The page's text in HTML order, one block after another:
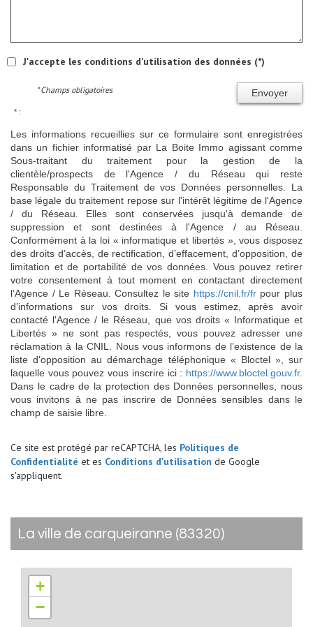
J'accepte les conditions d'utilisation des données (*)
Envoyer
* Champs obligatoires
* :
Les informations recueillies sur ce formulaire sont enregistrées
dans un fichier informatisé par La Boite Immo agissant comme
Sous-traitant du traitement pour la gestion de la
clientèle/prospects de l'Agence / du Réseau qui reste
Responsable du Traitement de vos Données personnelles. La
base légale du traitement repose sur l'intérêt légitime de l'Agence
/ du Réseau. Elles sont conservées jusqu'à demande de
suppression et sont destinées à l'Agence / au Réseau.
Conformément à la loi « informatique et libertés », vous disposez
des droits d’accès, de rectification, d’effacement, d’opposition, de
limitation et de portabilité de vos données. Vous pouvez retirer
votre consentement à tout moment en contactant directement
l’Agence / Le Réseau. Consultez le site https://cnil.fr/frpour plus
d’informations sur vos droits. Si vous estimez, après avoir
contacté l'Agence / le Réseau, que vos droits « Informatique et
Libertés » ne sont pas respectés, vous pouvez adresser une
réclamation à la CNIL. Nous vous informons de l’existence de la
liste d'opposition au démarchage téléphonique « Bloctel », sur
laquelle vous pouvez vous inscrire ici : https://www.bloctel.gouv.fr.
Dans le cadre de la protection des Données personnelles, nous
vous invitons à ne pas inscrire de Données sensibles dans le
champ de saisie libre.
Ce site est protégé par reCAPTCHA, les Politiques de
Confidentialité et es Conditions d'utilisation de Google
s'appliquent.
la ville de carqueiranne (83320)
+
−